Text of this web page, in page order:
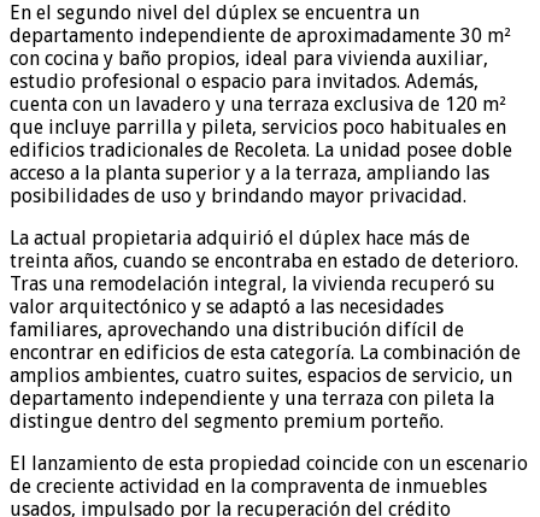
En el segundo nivel del dúplex se encuentra un
departamento independiente de aproximadamente 30 m²
con cocina y baño propios, ideal para vivienda auxiliar,
estudio profesional o espacio para invitados. Además,
cuenta con un lavadero y una terraza exclusiva de 120 m²
que incluye parrilla y pileta, servicios poco habituales en
edificios tradicionales de Recoleta. La unidad posee doble
acceso a la planta superior y a la terraza, ampliando las
posibilidades de uso y brindando mayor privacidad.
La actual propietaria adquirió el dúplex hace más de
treinta años, cuando se encontraba en estado de deterioro.
Tras una remodelación integral, la vivienda recuperó su
valor arquitectónico y se adaptó a las necesidades
familiares, aprovechando una distribución difícil de
encontrar en edificios de esta categoría. La combinación de
amplios ambientes, cuatro suites, espacios de servicio, un
departamento independiente y una terraza con pileta la
distingue dentro del segmento premium porteño.
El lanzamiento de esta propiedad coincide con un escenario
de creciente actividad en la compraventa de inmuebles
usados, impulsado por la recuperación del crédito